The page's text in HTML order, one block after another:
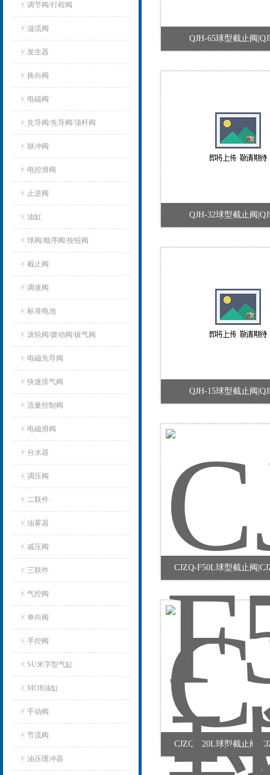
调节阀/行程阀
溢流阀
发生器
换向阀
电磁阀
先导阀/先导阀/顶杆阀
脉冲阀
电控滑阀
止逆阀
油缸
球阀/顺序阀/按钮阀
截止阀
调速阀
标准电池
滚轮阀/拨动阀/拔气阀
电磁先导阀
快速排气阀
流量控制阀
电磁滑阀
分水器
调压阀
二联件
油雾器
减压阀
三联件
气控阀
单向阀
手控阀
SU米字型气缸
MOB油缸
手动阀
节流阀
油压缓冲器
QJH-65球型截止阀
QJH-32球型截止阀
QJH-15球型截止阀
CJZQ-F50L球型截止阀
CJZQ-F20L球型截止阀